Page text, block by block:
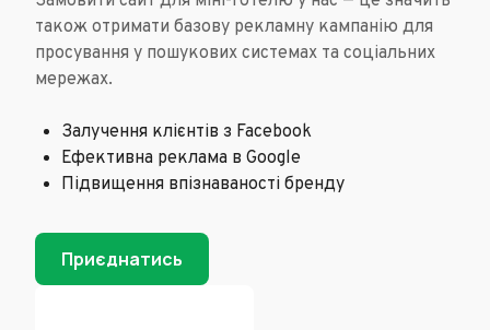
також отримати базову рекламну кампанію для
просування у пошукових системах та соціальних
мережах.
Залучення клієнтів з Facebook
Ефективна реклама в Google
Підвищення впізнаваності бренду
Приєднатись